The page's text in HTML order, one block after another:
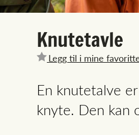
Knutetavle
Legg til i mine
En knutetalve
knyte. Den kan